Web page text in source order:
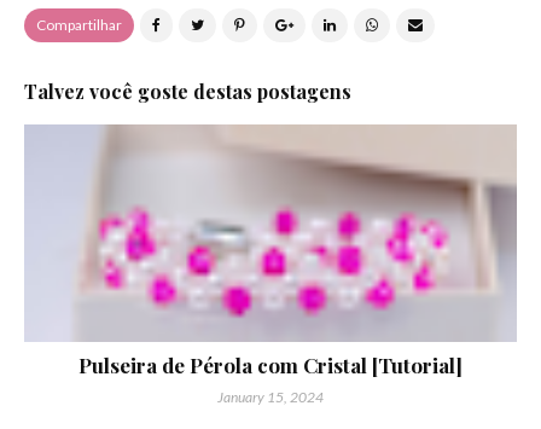
Compartilhar
Talvez você goste destas postagens
Pulseira de Pérola com Cristal [Tutorial]
January 15, 2024